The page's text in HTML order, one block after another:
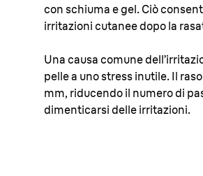
con schiuma e gel. Ciò
irritazioni cutanee dopo la
Una causa comune
pelle a uno stress inutile. Il
mm, riducendo il numero di
dimenticarsi delle irritazioni.